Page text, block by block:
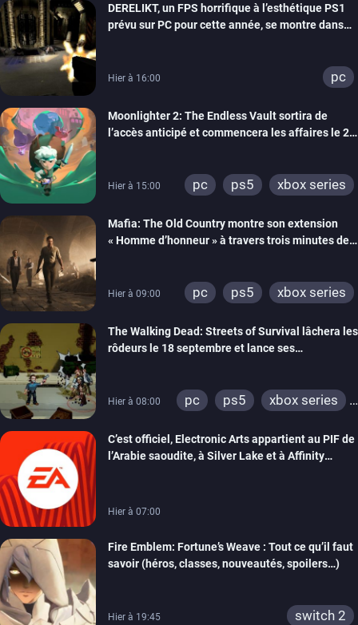
DERELIKT, un FPS horrifique à l’esthétique PS1
prévu sur PC pour cette année, se montre dans
Hier à 16:00 pc
Moonlighter 2: The Endless Vault sortira de
l’accès anticipé et commencera les affaires le 2
Hier à 15:00 pc ps5 xbox series
Mafia: The Old Country montre son extension
« Homme d’honneur » à travers trois minutes de
Hier à 09:00 pc ps5 xbox series
The Walking Dead: Streets of Survival lâchera les
rôdeurs le 18 septembre et lance ses
Hier à 08:00 pc ps5
xbox series
C’est officiel, Electronic Arts appartient au PIF de
l’Arabie saoudite, à Silver Lake et à Affinity
Hier à 07:00
Fire Emblem: Fortune’s Weave : Tout ce qu’il faut
savoir (héros, classes, nouveautés, spoilers…)
Hier à 19:45 switch 2